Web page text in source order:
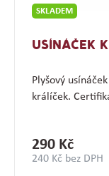
SKLADEM
USÍNÁČEK
Plyšový
králíček.
290 Kč
240 Kč bez DPH